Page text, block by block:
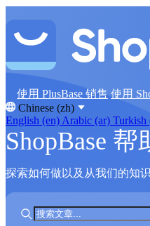
使用 PlusBase 销售 使用
Chinese (zh)
English (en) Arabic (ar) Turkish
ShopBase
探索如何做以及从我们的知